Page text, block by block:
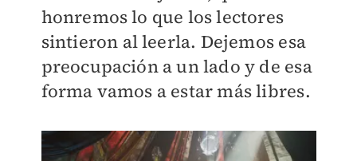
honremos lo que los lectores
sintieron al leerla. Dejemos esa
preocupación a un lado y de esa
forma vamos a estar más libres.